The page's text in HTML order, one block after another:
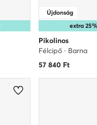
extra
Újdonság
Pikolinos
Félcipő · Barna
57 840 Ft